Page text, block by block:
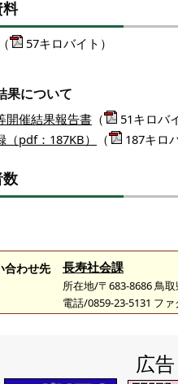
（ 57キロバイト）
果について
開催結果報告書 （
51キロバ
（pdf：187KB）
（ 187キロ
合わせ先 長寿社会課
所在地/〒683-8686 鳥
電話/0859-23-5131 フ
広告